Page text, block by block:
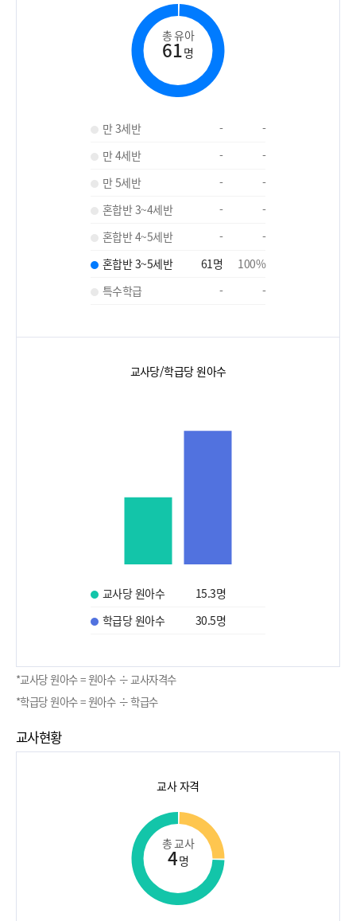
총 유아
61명
만 3세반 -
-
만 4세반
-
-
만 5세반
-
-
혼합반 3~4세반
-
-
혼합반 4~5세반
-
-
혼합반 3~5세반
61명 100%
특수학급
- -
교사당/학급당 원아수
교사당 원아수 15.3명
학급당 원아수
30.5명
*교사당 원아수 = 원아수 ÷ 교사자격수
*학급당 원아수 = 원아수 ÷ 학급수
교사현황
교사 자격
총 교사
4명